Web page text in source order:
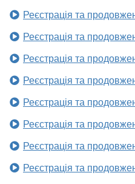
Реєстрація та
Реєстрація та
Реєстрація та
Реєстрація та
Реєстрація та
Реєстрація та
Реєстрація та
Реєстрація та